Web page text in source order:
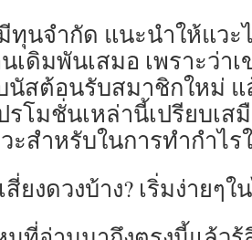
นจำกัด แนะนำให้แวะ
เดิมพันเสมอ เพราะว่า
นัสต้อนรับสมาชิกใหม่
รโมชั่นเหล่านี้เปรียบเส
ะสำหรับในการทำกำไ
สี่ยงดวงบ้าง? เริ่มง่ายๆ